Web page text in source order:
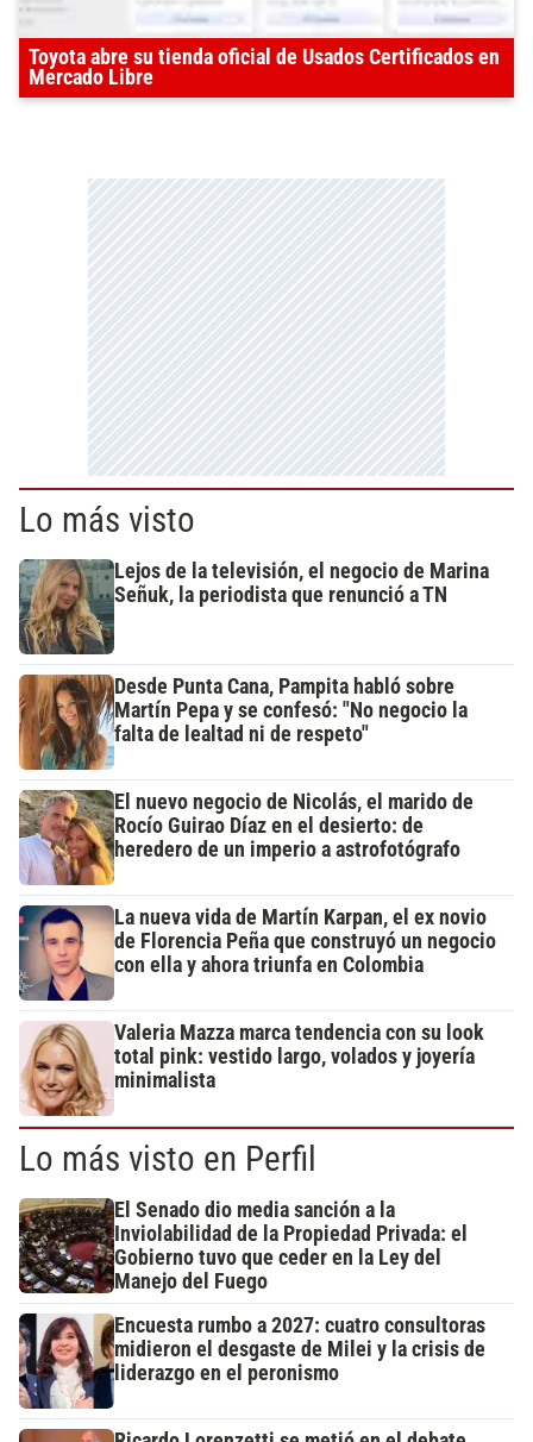
Toyota abre su tienda oficial de Usados Certificados en
Mercado Libre
Lo más visto
Lejos de la televisión, el negocio de Marina
Señuk, la periodista que renunció a TN
Desde Punta Cana, Pampita habló sobre
Martín Pepa y se confesó: "No negocio la
falta de lealtad ni de respeto"
El nuevo negocio de Nicolás, el marido de
Rocío Guirao Díaz en el desierto: de
heredero de un imperio a astrofotógrafo
La nueva vida de Martín Karpan, el ex novio
de Florencia Peña que construyó un negocio
con ella y ahora triunfa en Colombia
Valeria Mazza marca tendencia con su look
total pink: vestido largo, volados y joyería
minimalista
Lo más visto en Perfil
El Senado dio media sanción a la
Inviolabilidad de la Propiedad Privada: el
Gobierno tuvo que ceder en la Ley del
Manejo del Fuego
Encuesta rumbo a 2027: cuatro consultoras
midieron el desgaste de Milei y la crisis de
liderazgo en el peronismo